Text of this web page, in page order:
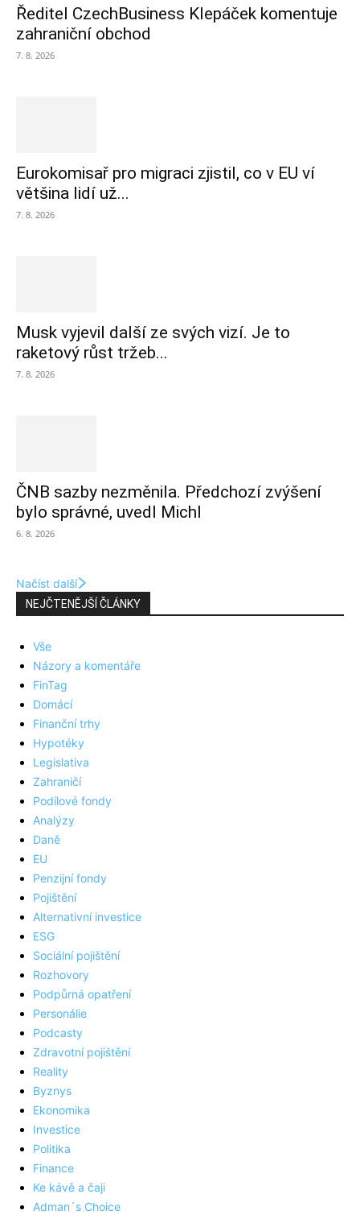
Ředitel CzechBusiness Klepáček komentuje
zahraniční obchod
7. 8. 2026
Eurokomisař pro migraci zjistil, co v EU ví
většina lidí už...
7. 8. 2026
Musk vyjevil další ze svých vizí. Je to
raketový růst tržeb...
7. 8. 2026
ČNB sazby nezměnila. Předchozí zvýšení
bylo správné, uvedl Michl
6. 8. 2026
Načíst další
NEJČTENĚJŠÍ ČLÁNKY
Vše
Názory a komentáře
FinTag
Domácí
Finanční trhy
Hypotéky
Legislativa
Zahraničí
Podílové fondy
Analýzy
Daně
EU
Penzijní fondy
Pojištění
Alternativní investice
ESG
Sociální pojištění
Rozhovory
Podpůrná opatření
Personálie
Podcasty
Zdravotní pojištění
Reality
Byznys
Ekonomika
Investice
Politika
Finance
Ke kávě a čaji
Adman´s Choice